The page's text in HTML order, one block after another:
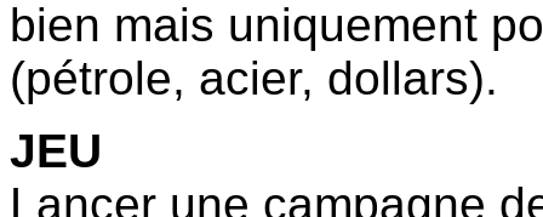
bien mais uniquement
(pétrole, acier, dollars).
JEU
Lancer une campagne